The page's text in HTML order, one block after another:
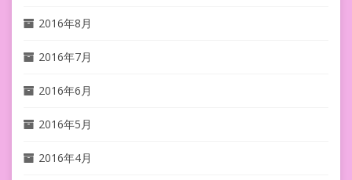
2016年8月
2016年7月
2016年6月
2016年5月
2016年4月